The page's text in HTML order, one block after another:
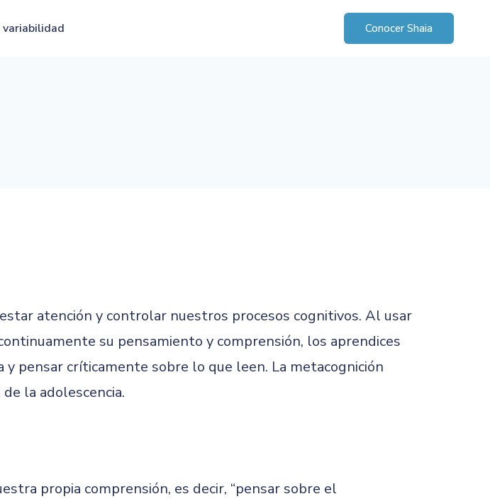
variabilidad Conocer Shaia
atención y controlar nuestros procesos cognitivos. Al usar
su pensamiento y comprensión, los aprendices
pensar críticamente sobre lo que leen. La metacognición
la adolescencia.
propia comprensión, es decir, “pensar sobre el